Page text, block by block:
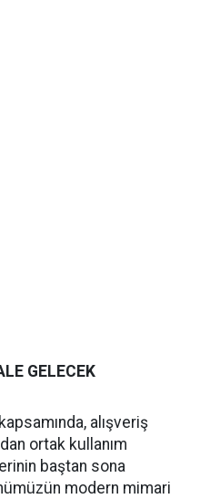
GELECEK
alışveriş
ortak kullanım
baştan sona
modern mimari